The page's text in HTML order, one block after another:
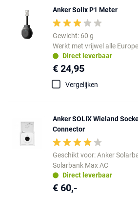
Anker Solix P1 Meter
Gewicht: 60 g
Werkt met vrijwel alle
Direct leverbaar
€ 24,95
Vergelijken
Anker SOLIX Wieland
Connector
Geschikt voor: Anker
Solarbank Max AC
Direct leverbaar
€ 60,-